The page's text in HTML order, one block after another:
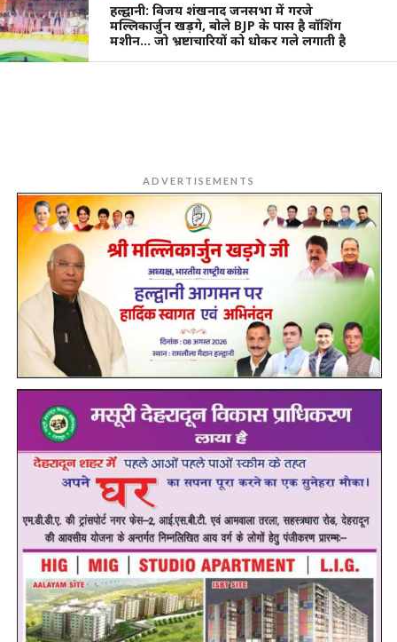
हल्द्वानी: विजय शंखनाद जनसभा में गरजे
मल्लिकार्जुन खड़गे, बोले BJP के पास है वॉशिंग
मशीन… जो भ्रष्टाचारियों को धोकर गले लगाती है
ADVERTISEMENTS